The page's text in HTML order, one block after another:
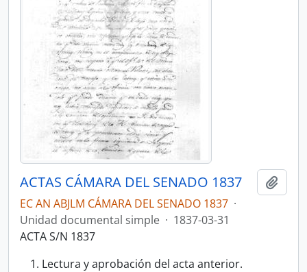
ACTAS CÁMARA DEL SENADO 1837
EC AN ABJLM CÁMARA DEL SENADO 1837 ·
Unidad documental simple · 1837-03-31
ACTA S/N 1837
Lectura y aprobación del acta anterior.